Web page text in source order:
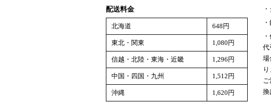
配送料金
北海道 648円
東北・関東 1,080円
信越・北陸・東海・近畿 1,296円
中国・四国・九州 1,512円
沖縄 1,620円
代
場
り
ご
換